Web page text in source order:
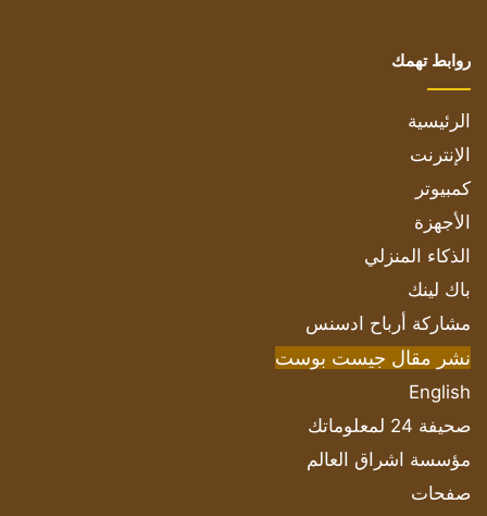
روابط تهمك
الرئيسية
الإنترنت
كمبيوتر
الأجهزة
الذكاء المنزلي
باك لينك
مشاركة أرباح ادسنس
نشر مقال جيست بوست
English
صحيفة 24 لمعلوماتك
مؤسسة اشراق العالم
صفحات